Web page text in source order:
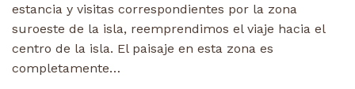
estancia y visitas correspondientes por la zona
suroeste de la isla, reemprendimos el viaje hacia el
centro de la isla. El paisaje en esta zona es
completamente…